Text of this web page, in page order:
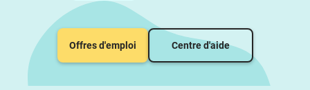
Offres d'emploi Centre d'aide